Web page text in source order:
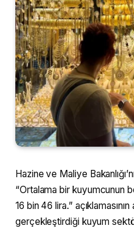
Hazine ve Maliye
“Ortalama bir kuyumcunun
16 bin 46 lira.”
gerçekleştirdiği kuyum